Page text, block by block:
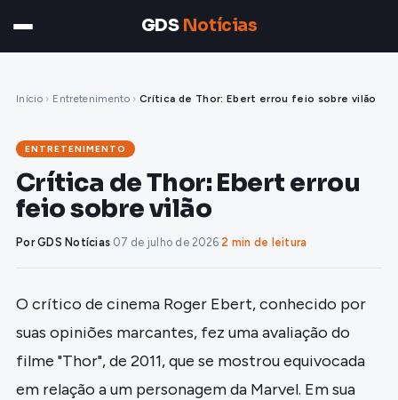
GDS Notícias
Início › Entretenimento › Crítica de Thor: Ebert errou feio sobre vilão
ENTRETENIMENTO
Crítica de Thor: Ebert errou
feio sobre vilão
Por GDS Notícias·07 de julho de 2026·2 min de leitura
O crítico de cinema Roger Ebert, conhecido por
suas opiniões marcantes, fez uma avaliação do
filme "Thor", de 2011, que se mostrou equivocada
em relação a um personagem da Marvel. Em sua